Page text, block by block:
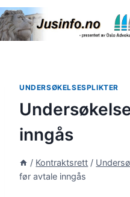
Skip
to
content
UNDERSØKELSESPLIKTER
inngås
/ Kontraktsrett /
før avtale inngås